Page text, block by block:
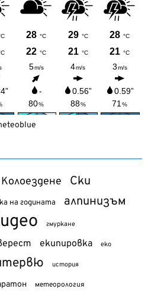
Колоездене Ски
на годината алпинизъм
гмуркане
екипировка еко
история
метеорология